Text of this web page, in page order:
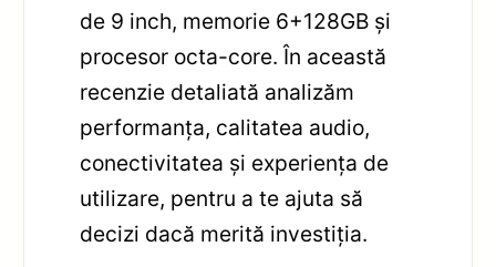
de 9 inch, memorie 6+128GB și
procesor octa-core. În această
recenzie detaliată analizăm
performanța, calitatea audio,
conectivitatea și experiența de
utilizare, pentru a te ajuta să
decizi dacă merită investiția.